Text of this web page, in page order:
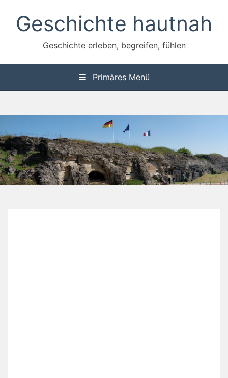
Inhalt
springenGeschichte hautnah
Geschichte erleben, begreifen, fühlen
Primäres Menü